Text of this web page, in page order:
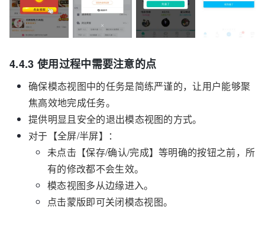
4.4.3 使用过程中需要注意的点
确保模态视图中的任务是简练严谨的，让用户能够聚
焦高效地完成任务。
提供明显且安全的退出模态视图的方式。
对于【全屏/半屏】：
未点击【保存/确认/完成】等明确的按钮之前，所
有的修改都不会生效。
模态视图多从边缘进入。
点击蒙版即可关闭模态视图。